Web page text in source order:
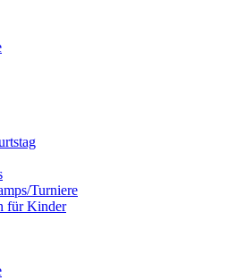
Turniere
für Kinder